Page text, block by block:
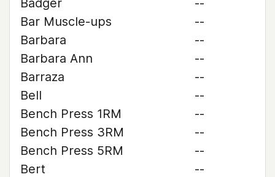
Badger
--
Bar Muscle-ups
--
Barbara
--
Barbara Ann
--
Barraza
--
Bell
--
Bench Press 1RM
--
Bench Press 3RM
--
Bench Press 5RM
--
Bert
--